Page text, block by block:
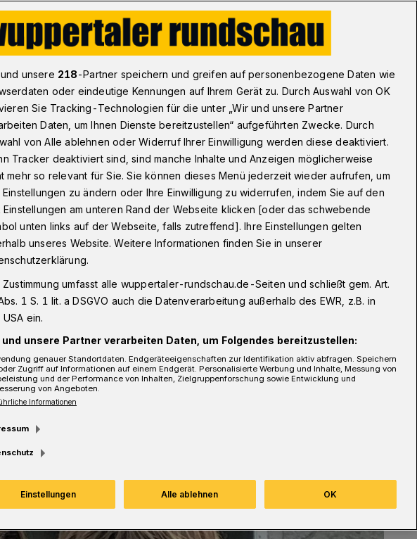
Hilfe für die West-Ukraine: „Es ist nicht besser geworden“
Ukraine
besser geworden“
Verein „Mensch zu Mensch“ wäre
belastete Medizin-Versorgung im
in der West-Ukraine nicht
Nadja, die Frau des Ex-Vereins-
Matthäus, brauchen Hilfe.
Lesezeit
unsere 218-Partner speichern und greifen auf personenbezogene Daten wie
oder eindeutige Kennungen auf Ihrem Gerät zu. Durch Auswahl von OK
Sie Tracking-Technologien für die unter „Wir und unsere Partner
Daten, um Ihnen Dienste bereitzustellen“ aufgeführten Zwecke. Durch
von Alle ablehnen oder Widerruf Ihrer Einwilligung werden diese deaktiviert.
Tracker deaktiviert sind, sind manche Inhalte und Anzeigen möglicherweise
mehr so relevant für Sie. Sie können dieses Menü jederzeit wieder aufrufen, um
Einstellungen zu ändern oder Ihre Einwilligung zu widerrufen, indem Sie auf den
Einstellungen am unteren Rand der Webseite klicken [oder das schwebende
unten links auf der Webseite, falls zutreffend]. Ihre Einstellungen gelten
unseres Website. Weitere Informationen finden Sie in unserer
Zustimmung umfasst alle wuppertaler-rundschau.de-Seiten und schließt gem. Art.
1 S. 1 lit. a DSGVO auch die Datenverarbeitung außerhalb des EWR, z.B. in
ein.
und unsere Partner verarbeiten Daten, um Folgendes bereitzustellen:
genauer Standortdaten. Endgeräteeigenschaften zur Identifikation aktiv abfragen. Speichern
Zugriff auf Informationen auf einem Endgerät. Personalisierte Werbung und Inhalte, Messung von
und der Performance von Inhalten, Zielgruppenforschung sowie Entwicklung und
von Angeboten.
Informationen
Einstellungen Alle ablehnen OK